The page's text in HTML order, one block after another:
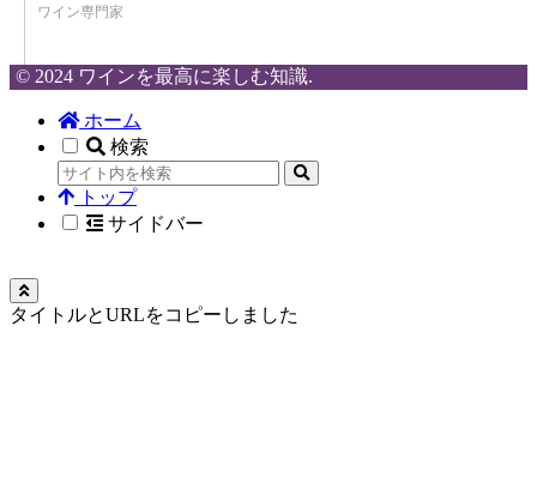
ワイン専門家
© 2024 ワインを最高に楽しむ知識.
ホーム
検索
トップ
サイドバー
タイトルとURLをコピーしました